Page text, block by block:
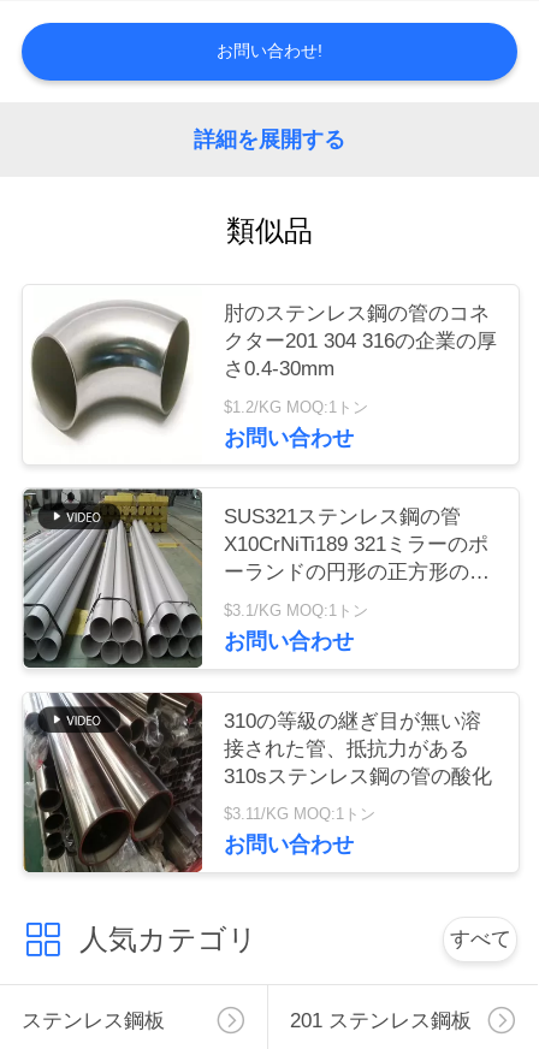
品
質
問
い
合
せ
ニ
ュ
ー
ス
引
用
要
求
お問い合わせ!
詳細を展開する
類似品
肘のステンレス鋼の管のコネ
クター201 304 316の企業の厚
さ0.4-30mm
$1.2/KG MOQ:1トン
お問い合わせ
SUS321ステンレス鋼の管
X10CrNiTi189 321ミラーのポ
ーランドの円形の正方形の長
方形
$3.1/KG MOQ:1トン
お問い合わせ
310の等級の継ぎ目が無い溶
接された管、抵抗力がある
310sステンレス鋼の管の酸化
$3.11/KG MOQ:1トン
お問い合わせ
人気カテゴリ すべて
ステンレス鋼板 201 ステンレス鋼板